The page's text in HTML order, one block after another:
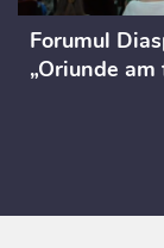
Forumul
„Oriunde am